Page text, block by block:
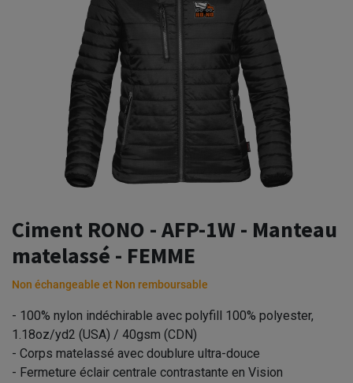
Ciment RONO - AFP-1W - Manteau
matelassé - FEMME
Non échangeable et Non remboursable
- 100% nylon indéchirable avec polyfill 100% polyester,
1.18oz/yd2 (USA) / 40gsm (CDN)
- Corps matelassé avec doublure ultra-douce
- Fermeture éclair centrale contrastante en Vision